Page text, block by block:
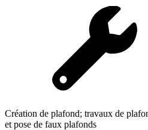
Création de plafond; travaux de
et pose de faux plafonds